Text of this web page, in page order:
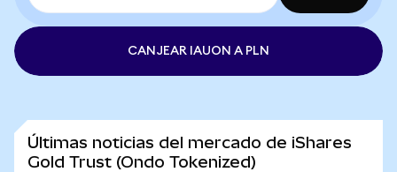
CANJEAR IAUON A PLN
Últimas noticias del mercado de iShares
Gold Trust (Ondo Tokenized)